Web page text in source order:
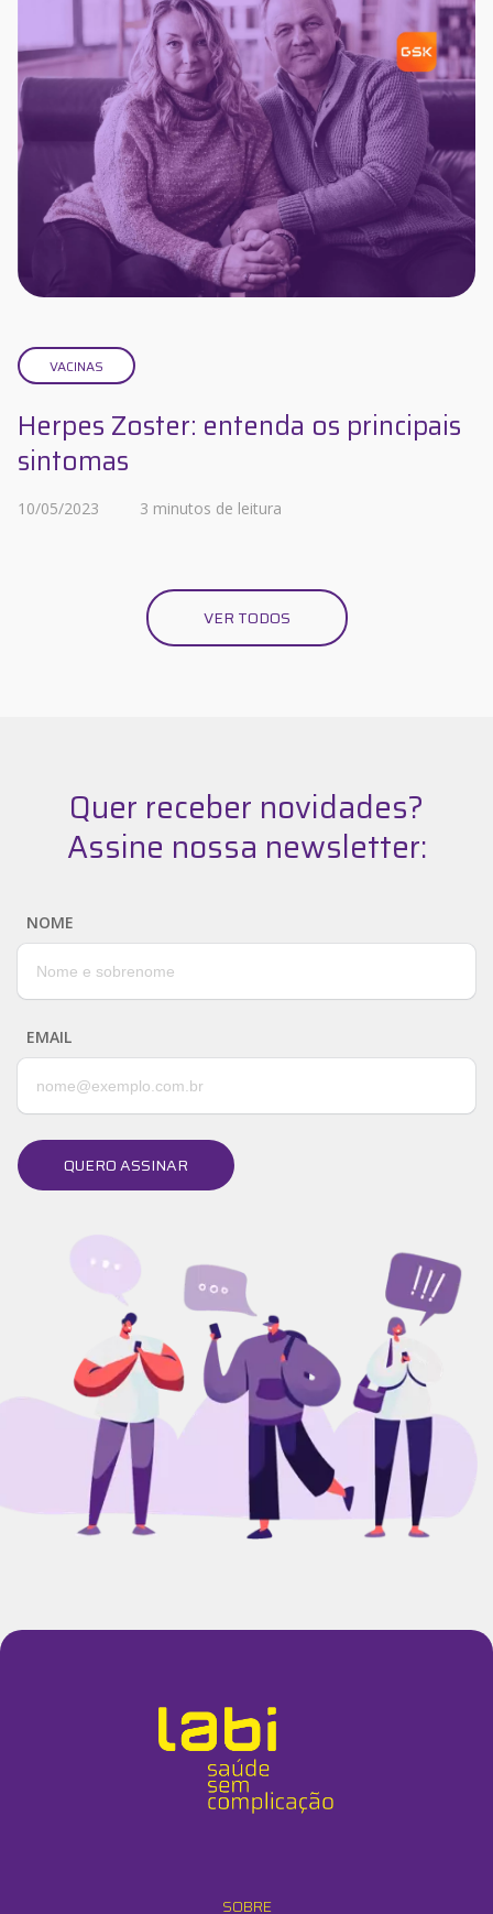
VACINAS
Herpes Zoster: entenda os principais
sintomas
10/05/2023 3 minutos de leitura
VER TODOS
Quer receber novidades?
Assine nossa newsletter:
NOME
EMAIL
QUERO ASSINAR
SOBRE